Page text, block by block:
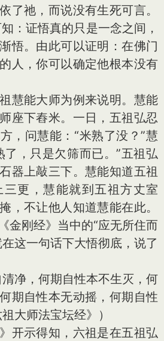
了祂，而说没有生死可言。
：证悟真的只是一念之间，
悟。由此可以证明：在佛门
人，你可以确定他根本没有
能大师为例来说明。慧能
座下舂米。一日，五祖弘忍
，问慧能：“米熟了没？”慧
了，只是欠筛而已。”五祖弘
器上敲三下。慧能知道五祖
更，慧能就到五祖方丈室
，不让他人知道慧能在此。
金刚经》当中的“应无所住而
这一句话下大悟彻底，说了
净，何期自性本不生灭，何
期自性本无动摇，何期自性
大师法宝坛经》）
示得知，六祖是在五祖弘